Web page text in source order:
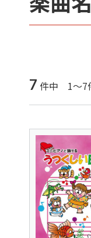
7 件中 1～7